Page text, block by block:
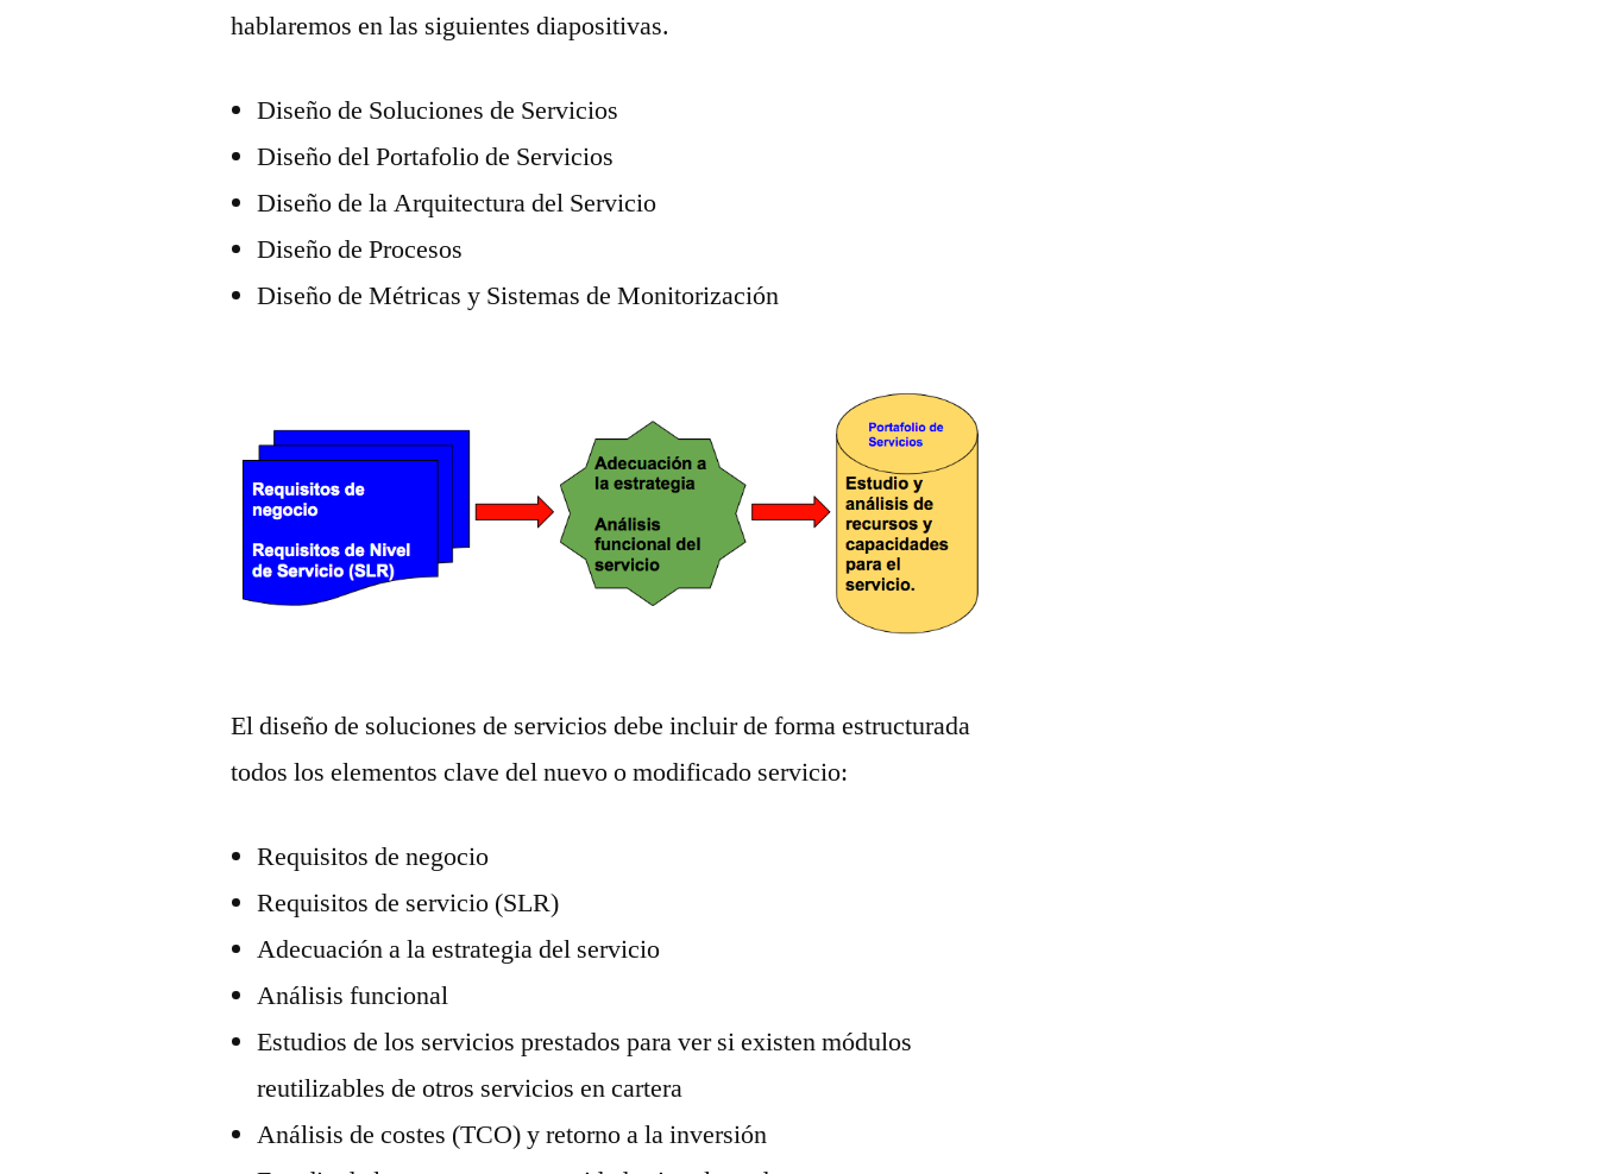
hablaremos en las siguientes diapositivas.
Diseño de Soluciones de Servicios
Diseño del Portafolio de Servicios
Diseño de la Arquitectura del Servicio
Diseño de Procesos
Diseño de Métricas y Sistemas de Monitorización
El diseño de soluciones de servicios debe incluir de forma estructurada
todos los elementos clave del nuevo o modificado servicio:
Requisitos de negocio
Requisitos de servicio (SLR)
Adecuación a la estrategia del servicio
Análisis funcional
Estudios de los servicios prestados para ver si existen módulos
reutilizables de otros servicios en cartera
Análisis de costes (TCO) y retorno a la inversión